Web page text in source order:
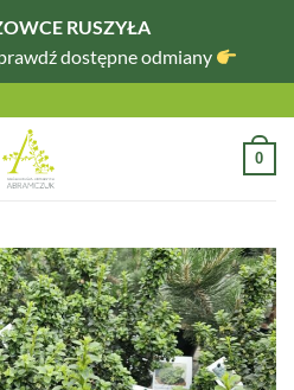
RUSZYŁA
dostępne odmiany
0